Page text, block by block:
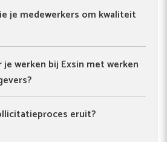
je medewerkers om kwaliteit
werken bij Exsin met werken
eruit?